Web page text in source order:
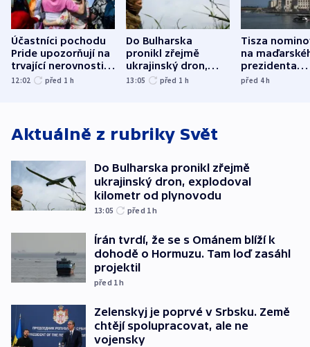
Účastníci pochodu
Pride upozorňují na
trvající nerovnosti i
společenskou
12:02 před 1 h
Do Bulharska
pronikl zřejmě
ukrajinský dron,
explodoval kilometr
13:05 před 1 h
Tisza
na
prezidenta
bývalého
před 4h
Aktuálně z rubriky Svět
Do Bulharska pronikl zřejmě
ukrajinský dron, explodoval
kilometr od plynovodu
13:05 před 1h
Írán tvrdí, že se s Ománem blíží k
dohodě o Hormuzu. Tam loď zasáhl
projektil
před 1h
Zelenskyj je poprvé v Srbsku. Země
chtějí spolupracovat, ale ne
vojensky